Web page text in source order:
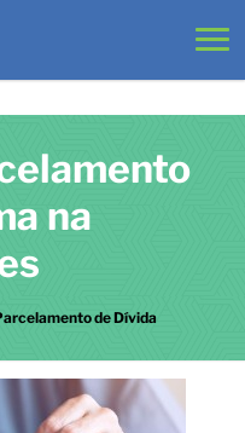
na
de Dívida